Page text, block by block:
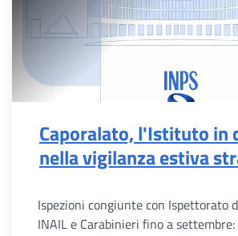
Caporalato, l'Istituto in
nella vigilanza estiva
Ispezioni congiunte con Ispettorato
INAIL e Carabinieri fino a